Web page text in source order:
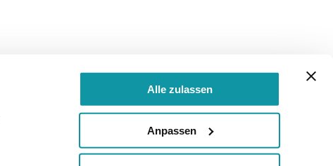
Alle zulassen
Anpassen